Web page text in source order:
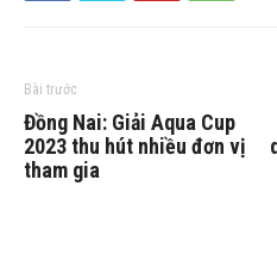
Bài trước
Đồng Nai: Giải Aqua Cup
2023 thu hút nhiều đơn vị
tham gia